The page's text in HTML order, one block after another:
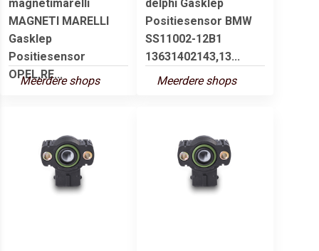
magnetimarelli
MAGNETI MARELLI
Gasklep
Positiesensor
OPEL,RE...
Meerdere shops
delphi Gasklep
Positiesensor BMW
SS11002-12B1
13631402143,13...
Meerdere shops